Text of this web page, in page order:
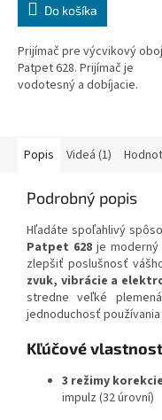
Do košíka
Prijímač pre výcvikový
Patpet 628. Prijímač je
vodotesný a dobíjacie.
Popis Videá (1)
Podrobný popis
Hľadáte spoľahlivý
Patpet 628 je
zlepšiť poslušnosť
zvuk, vibrácie a
stredne veľké
jednoduchosť
Kľúčové
3 režimy korekcie
impulz (32 úrovní)